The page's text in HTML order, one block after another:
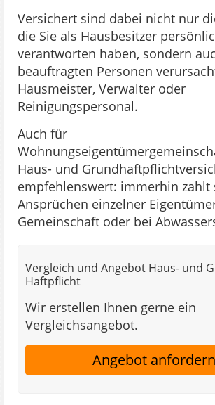
Versichert sind dabei nicht nur
die Sie als Hausbesitzer
verantworten haben, sondern
beauftragten Personen
Hausmeister, Verwalter oder
Reinigungspersonal.
Auch für
Haus- und
empfehlenswert: immerhin zahlt
Ansprüchen einzelner
Gemeinschaft oder bei
Vergleich und Angebot Haus- und
Haftpflicht
Wir erstellen Ihnen gerne ein
Vergleichsangebot.
Angebot anfordern